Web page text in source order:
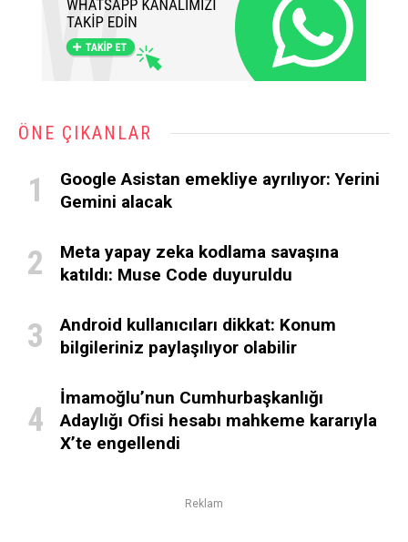
ÖNE ÇIKANLAR
Google Asistan emekliye ayrılıyor: Yerini
Gemini alacak
Meta yapay zeka kodlama savaşına
katıldı: Muse Code duyuruldu
Android kullanıcıları dikkat: Konum
bilgileriniz paylaşılıyor olabilir
İmamoğlu’nun Cumhurbaşkanlığı
Adaylığı Ofisi hesabı mahkeme kararıyla
X’te engellendi
Reklam